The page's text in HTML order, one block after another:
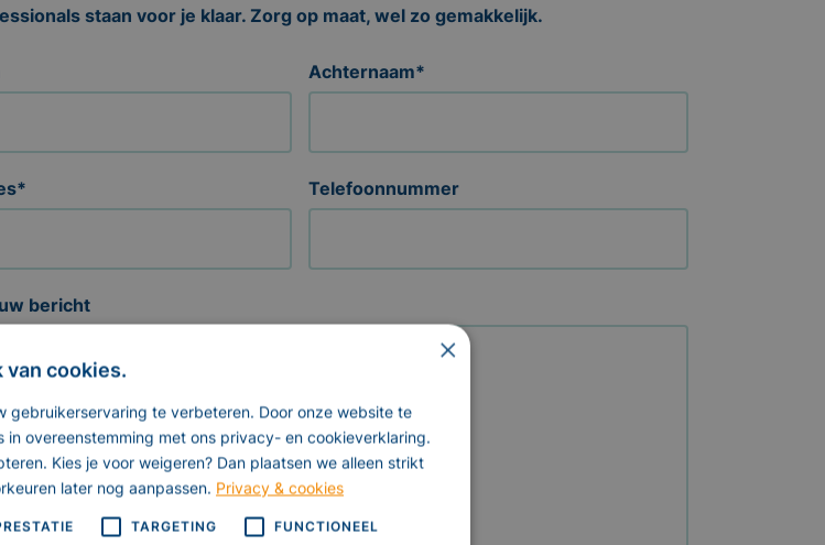
staan voor je klaar. Zorg op maat, wel zo gemakkelijk.
Achternaam*
* Telefoonnummer
bericht
×
van cookies.
gebruikerservaring te verbeteren. Door onze website te
overeenstemming met ons privacy- en cookieverklaring.
Kies je voor weigeren? Dan plaatsen we alleen strikt
later nog aanpassen. Privacy & cookies
TARGETING FUNCTIONEEL